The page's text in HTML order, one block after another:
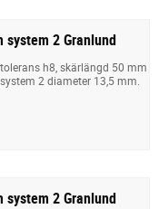
system 2 Granlund
h8, skärlängd 50 mm
2 diameter 13,5 mm.
system 2 Granlund